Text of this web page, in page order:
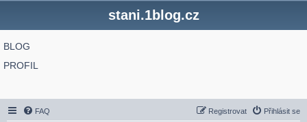
stani.1blog.cz
BLOG
PROFIL
FAQ Přihlásit se
Registrovat